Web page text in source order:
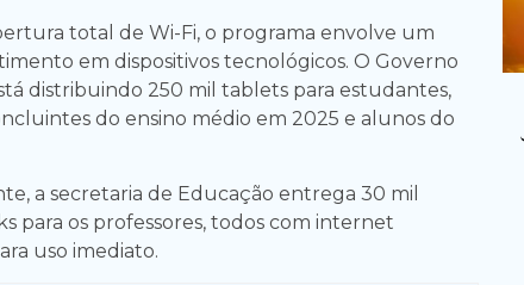
total de Wi-Fi, o programa envolve um
em dispositivos tecnológicos. O Governo
distribuindo 250 mil tablets para estudantes,
do ensino médio em 2025 e alunos do
a secretaria de Educação entrega 30 mil
para os professores, todos com internet
uso imediato.